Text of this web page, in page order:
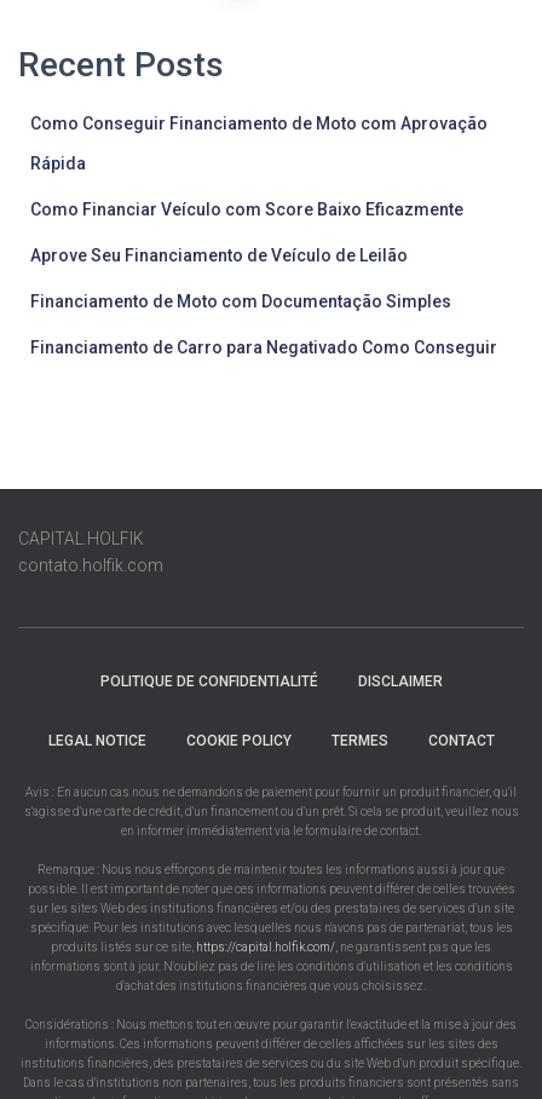
Recent Posts
Como Conseguir Financiamento de Moto com Aprovação
Rápida
Como Financiar Veículo com Score Baixo Eficazmente
Aprove Seu Financiamento de Veículo de Leilão
Financiamento de Moto com Documentação Simples
Financiamento de Carro para Negativado Como Conseguir
CAPITAL.HOLFIK
contato.holfik.com
POLITIQUE DE CONFIDENTIALITÉ DISCLAIMER
LEGAL NOTICE COOKIE POLICY TERMES CONTACT
Avis : En aucun cas nous ne demandons de paiement pour fournir un produit financier, qu'il
s'agisse d'une carte de crédit, d'un financement ou d'un prêt. Si cela se produit, veuillez nous
en informer immédiatement via le formulaire de contact.
Remarque : Nous nous efforçons de maintenir toutes les informations aussi à jour que
possible. Il est important de noter que ces informations peuvent différer de celles trouvées
sur les sites Web des institutions financières et/ou des prestataires de services d'un site
spécifique. Pour les institutions avec lesquelles nous n'avons pas de partenariat, tous les
produits listés sur ce site, https://capital.holfik.com/ , ne garantissent pas que les
informations sont à jour. N'oubliez pas de lire les conditions d'utilisation et les conditions
d'achat des institutions financières que vous choisissez.
Considérations : Nous mettons tout en œuvre pour garantir l'exactitude et la mise à jour des
informations. Ces informations peuvent différer de celles affichées sur les sites des
institutions financières, des prestataires de services ou du site Web d'un produit spécifique.
Dans le cas d'institutions non partenaires, tous les produits financiers sont présentés sans